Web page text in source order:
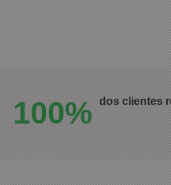
100% dos clientes